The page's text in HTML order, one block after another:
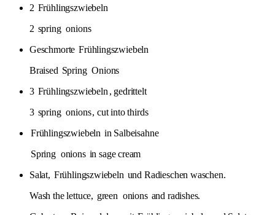
2 Frühlingszwiebeln
2 spring onions
Geschmorte Frühlingszwiebeln
Braised Spring Onions
3 Frühlingszwiebeln , gedrittelt
3 spring onions, cut into thirds
Frühlingszwiebeln in Salbeisahne
Spring onions in sage cream
Salat, Frühlingszwiebeln und Radieschen waschen.
Wash the lettuce, green onions and radishes.